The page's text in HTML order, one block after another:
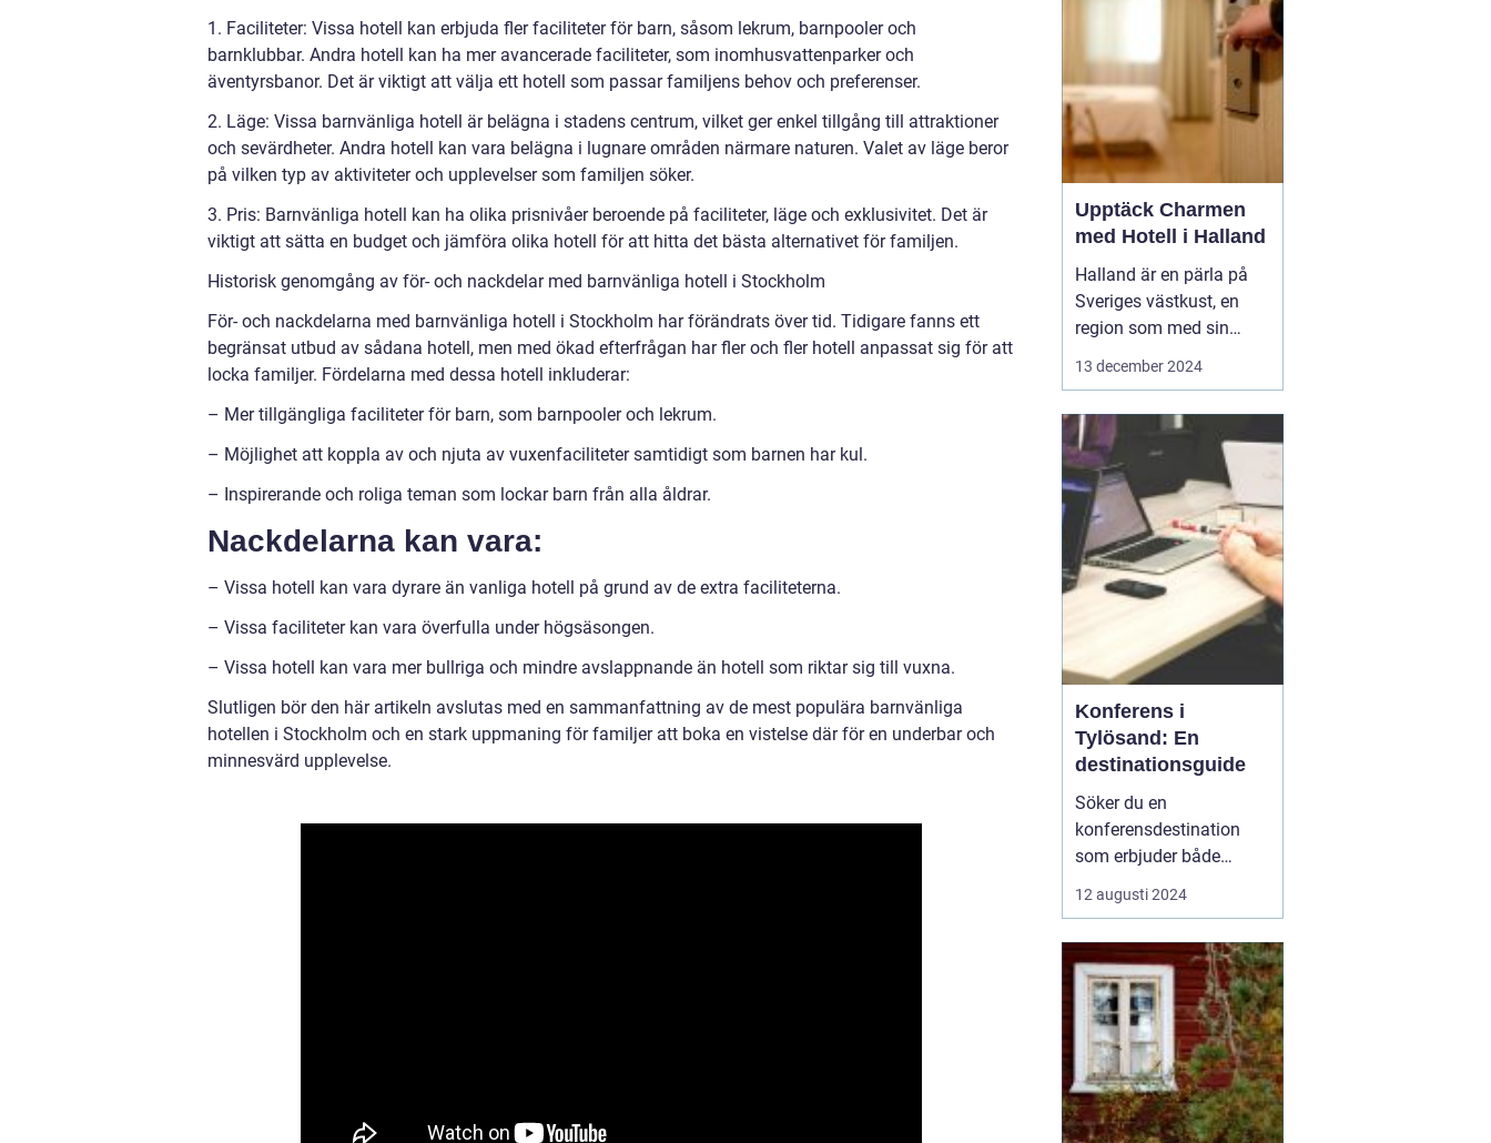
1. Faciliteter: Vissa hotell kan erbjuda fler faciliteter för barn, såsom lekrum, barnpooler och
barnklubbar. Andra hotell kan ha mer avancerade faciliteter, som inomhusvattenparker och
äventyrsbanor. Det är viktigt att välja ett hotell som passar familjens behov och preferenser.
2. Läge: Vissa barnvänliga hotell är belägna i stadens centrum, vilket ger enkel tillgång till attraktioner
och sevärdheter. Andra hotell kan vara belägna i lugnare områden närmare naturen. Valet av läge beror
på vilken typ av aktiviteter och upplevelser som familjen söker.
3. Pris: Barnvänliga hotell kan ha olika prisnivåer beroende på faciliteter, läge och exklusivitet. Det är
viktigt att sätta en budget och jämföra olika hotell för att hitta det bästa alternativet för familjen.
Historisk genomgång av för- och nackdelar med barnvänliga hotell i Stockholm
För- och nackdelarna med barnvänliga hotell i Stockholm har förändrats över tid. Tidigare fanns ett
begränsat utbud av sådana hotell, men med ökad efterfrågan har fler och fler hotell anpassat sig för att
locka familjer. Fördelarna med dessa hotell inkluderar:
– Mer tillgängliga faciliteter för barn, som barnpooler och lekrum.
– Möjlighet att koppla av och njuta av vuxenfaciliteter samtidigt som barnen har kul.
– Inspirerande och roliga teman som lockar barn från alla åldrar.
Nackdelarna kan vara:
– Vissa hotell kan vara dyrare än vanliga hotell på grund av de extra faciliteterna.
– Vissa faciliteter kan vara överfulla under högsäsongen.
– Vissa hotell kan vara mer bullriga och mindre avslappnande än hotell som riktar sig till vuxna.
Slutligen bör den här artikeln avslutas med en sammanfattning av de mest populära barnvänliga
hotellen i Stockholm och en stark uppmaning för familjer att boka en vistelse där för en underbar och
minnesvärd upplevelse.
Upptäck Charmen
med Hotell i Halland
Halland är en pärla på
Sveriges västkust, en
region som med sin
unika kustlinje,
såväl naturälskare som
kulturintresserade
besökare. I denna del
av...
13 december 2024
Konferens i
Tylösand: En
destinationsguide
Söker du en
konferensdestination
som erbjuder både
inspiration och
avkoppling? Tylösand,
och känt för sin
storslagna natur och
förstklassiga faciliteter,
är platsen som kan för...
12 augusti 2024